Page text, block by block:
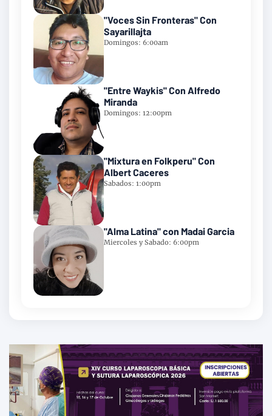
"Voces Sin Fronteras" Con
Sayarillajta
Domingos: 6:00am
"Entre Waykis" Con Alfredo
Miranda
Domingos: 12:00pm
"Mixtura en Folkperu" Con
Albert Caceres
Sabados: 1:00pm
"Alma Latina" con Madai Garcia
Miercoles y Sabado: 6:00pm